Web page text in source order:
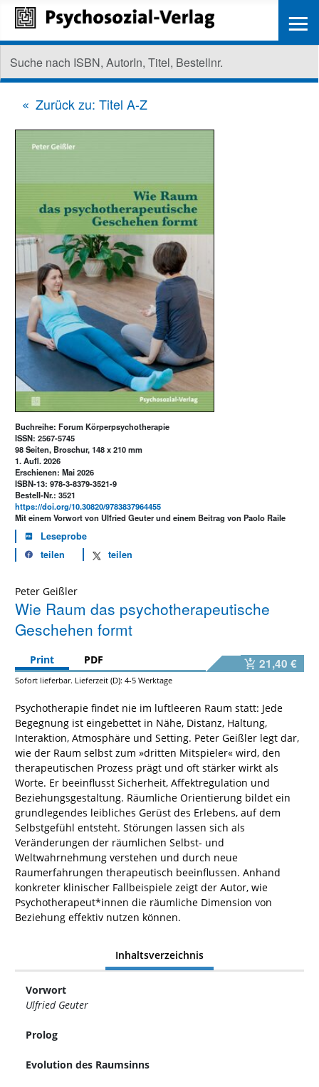
Zurück zu: Titel A-Z
Buchreihe: Forum Körperpsychotherapie
ISSN: 2567-5745
98 Seiten, Broschur, 148 x 210 mm
1. Aufl. 2026
Erschienen: Mai 2026
ISBN-13: 978-3-8379-3521-9
Bestell-Nr.: 3521
https://doi.org/10.30820/9783837964455
Mit einem Vorwort von Ulfried Geuter und einem Beitrag von Paolo Raile
Leseprobe
teilen
teilen
Peter Geißler
Wie Raum das psychotherapeutische
Geschehen formt
Print PDF 21,40 €
Sofort lieferbar. Lieferzeit (D): 4-5 Werktage
Psychotherapie findet nie im luftleeren Raum statt: Jede
Begegnung ist eingebettet in Nähe, Distanz, Haltung,
Interaktion, Atmosphäre und Setting. Peter Geißler legt dar,
wie der Raum selbst zum »dritten Mitspieler« wird, den
therapeutischen Prozess prägt und oft stärker wirkt als
Worte. Er beeinflusst Sicherheit, Affektregulation und
Beziehungsgestaltung. Räumliche Orientierung bildet ein
grundlegendes leibliches Gerüst des Erlebens, auf dem
Selbstgefühl entsteht. Störungen lassen sich als
Veränderungen der räumlichen Selbst- und
Weltwahrnehmung verstehen und durch neue
Raumerfahrungen therapeutisch beeinflussen. Anhand
konkreter klinischer Fallbeispiele zeigt der Autor, wie
Psychotherapeut*innen die räumliche Dimension von
Beziehung effektiv nutzen können.
Inhaltsverzeichnis
Vorwort
Ulfried Geuter
Prolog
Evolution des Raumsinns
≡